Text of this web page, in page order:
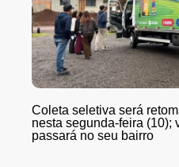
Coleta seletiva será
nesta segunda-feira (10);
passará no seu bairro